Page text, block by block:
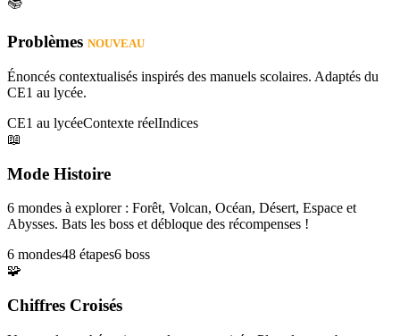
Problèmes NOUVEAU
Énoncés contextualisés inspirés des manuels scolaires. Adaptés du
CE1 au lycée.
CE1 au lycéeContexte réelIndices
📖
Mode Histoire
6 mondes à explorer : Forêt, Volcan, Océan, Désert, Espace et
Abysses. Bats les boss et débloque des récompenses !
6 mondes48 étapes6 boss
🧩
Chiffres Croisés